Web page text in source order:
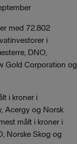
med 72.802
i
DNO,
Gold Corporation og
i kroner i
Acergy og Norsk
målt i kroner i
Norske Skog og